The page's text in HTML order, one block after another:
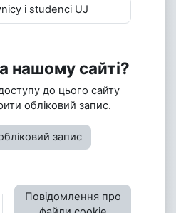
i studenci UJ
нашому сайті?
до цього сайту
обліковий запис.
запис
Повідомлення про